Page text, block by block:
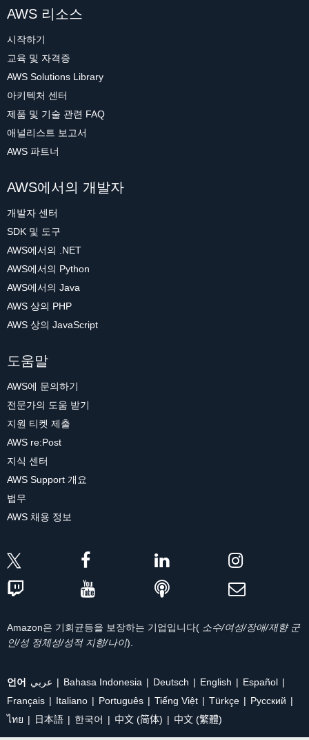
AWS 리소스
시작하기
교육 및 자격증
AWS Solutions Library
아키텍처 센터
제품 및 기술 관련 FAQ
애널리스트 보고서
AWS 파트너
AWS에서의 개발자
개발자 센터
SDK 및 도구
AWS에서의 .NET
AWS에서의 Python
AWS에서의 Java
AWS 상의 PHP
AWS 상의 JavaScript
도움말
AWS에 문의하기
전문가의 도움 받기
지원 티켓 제출
AWS re:Post
지식 센터
AWS Support 개요
법무
AWS 채용 정보
Amazon은 기회균등을 보장하는 기업입니다( 소수/여성/장애/재향 군
인/성 정체성/성적 지향/나이).
언어 عربي Bahasa Indonesia Deutsch English
Español
Français
Italiano Português Tiếng Việt Türkçe
Ρусский
ไทย
日本語 한국어 中文 (简体) 中文 (繁體)